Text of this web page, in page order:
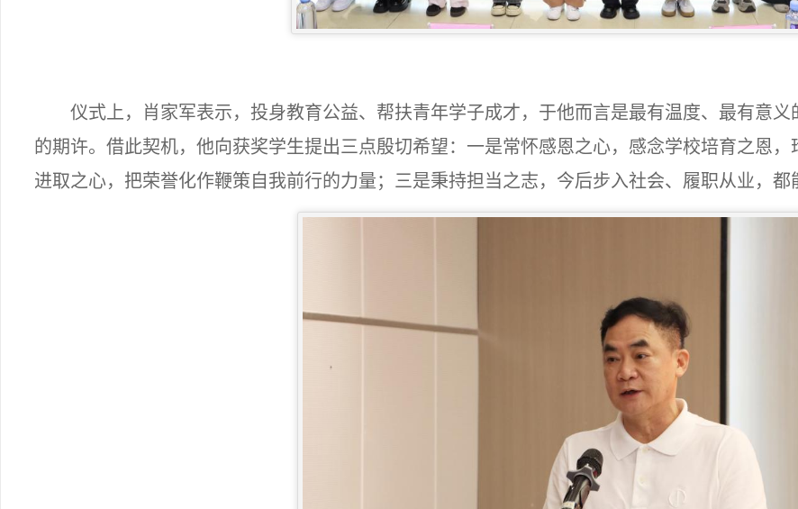
仪式上，肖家军表示， 投身教育公益、帮扶青年学子成才， 于他而言是最有温度、最有意义
的期许。借此契机，他向获奖学生提出三点殷切希望：一是常怀感恩之心，感念学校培育之恩
进取之心，把荣誉化作鞭策自我前行的力量；三是秉持担当之志，今后步入社会、履职从业，都